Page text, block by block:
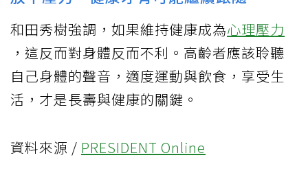
和田秀樹強調，如果維持健康成為心理壓力
，這反而對身體反而不利。高齡者應該聆聽
自己身體的聲音，適度運動與飲食，享受生
活，才是長壽與健康的關鍵。
資料來源 / PRESIDENT Online